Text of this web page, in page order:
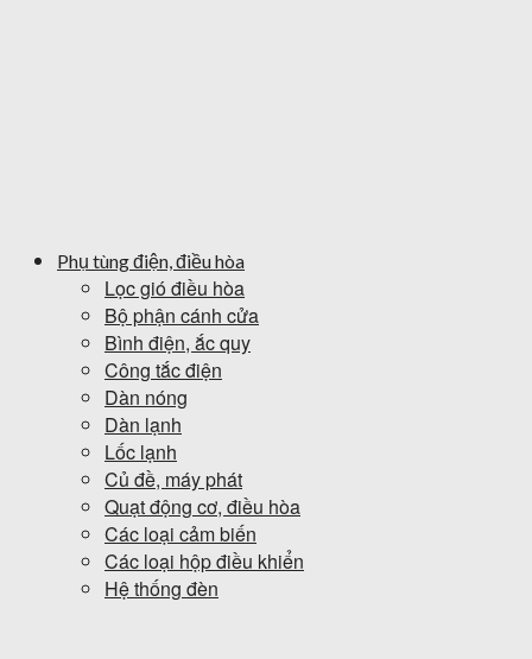
Phụ tùng điện, điều hòa
Lọc gió điều hòa
Bộ phận cánh cửa
Bình điện, ắc quy
Công tắc điện
Dàn nóng
Dàn lạnh
Lốc lạnh
Củ đề, máy phát
Quạt động cơ, điều hòa
Các loại cảm biến
Các loại hộp điều khiển
Hệ thống đèn